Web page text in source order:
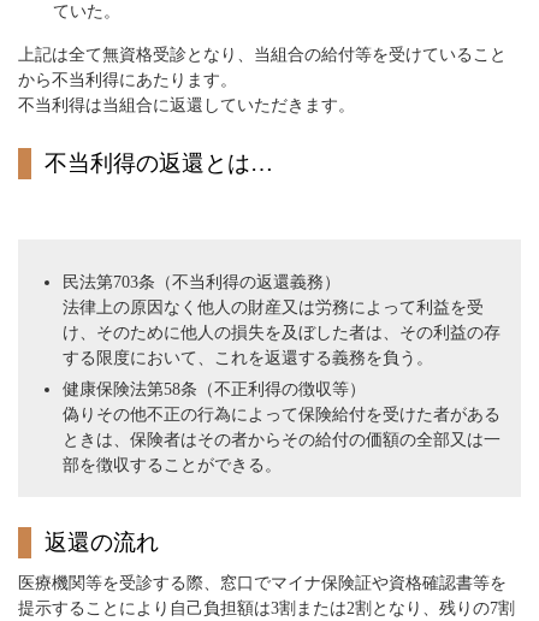
ていた。
上記は全て無資格受診となり、当組合の給付等を受けていること
から不当利得にあたります。
不当利得は当組合に返還していただきます。
不当利得の返還とは…
民法第703条（不当利得の返還義務）
法律上の原因なく他人の財産又は労務によって利益を受
け、そのために他人の損失を及ぼした者は、その利益の存
する限度において、これを返還する義務を負う。
健康保険法第58条（不正利得の徴収等）
偽りその他不正の行為によって保険給付を受けた者がある
ときは、保険者はその者からその給付の価額の全部又は一
部を徴収することができる。
返還の流れ
医療機関等を受診する際、窓口でマイナ保険証や資格確認書等を
提示することにより自己負担額は3割または2割となり、残りの7割